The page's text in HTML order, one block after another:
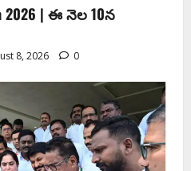
2026 | ఈ నెల 10న
8, 2026 0